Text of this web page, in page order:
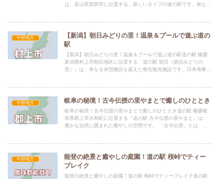
は、富山県黒部市に位置する、新しいタイプの道の駅です。単なる
中部地方
【新潟】朝日みどりの里！温泉＆プールで遊ぶ道の
駅
【新潟】朝日みどりの里！温泉＆プールで遊ぶ道の駅道の駅 概要
新潟県村上市朝日地区に位置する「道の駅 朝日（朝日みどりの
里）」は、単なる休憩施設を超えた複合観光施設です。日本海東北
中部地方 岐阜の秘境！古今伝授の里やまとで癒しのひととき
岐阜の秘境！古今伝授の里やまとで癒しのひととき道の駅 概要岐
阜県郡上市大和町に位置する「道の駅 古今伝授の里やまと」は、
豊かな自然に囲まれた癒やしの空間です。 「古今伝授」とは、和
中部地方
能登の絶景と癒やしの庭園！道の駅 桜峠でティー
ブレイク
能登の絶景と癒やしの庭園！道の駅 桜峠でティーブレイク道の駅